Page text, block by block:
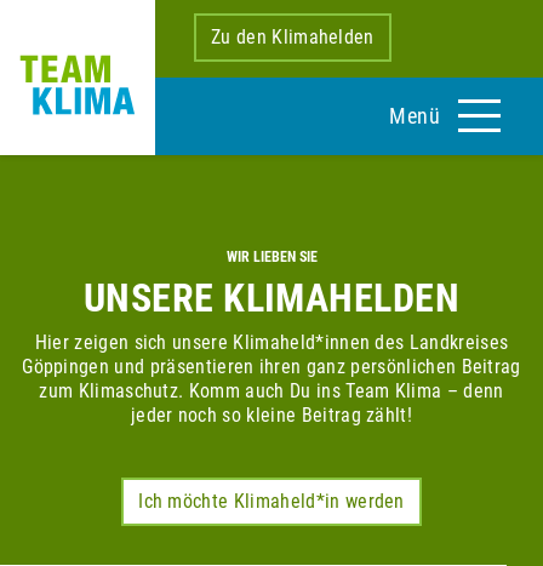
Zu den Klimahelden
Menü
WIR LIEBEN SIE
UNSERE KLIMAHELDEN
Hier zeigen sich unsere Klimaheld*innen des Landkreises
Göppingen und präsentieren ihren ganz persönlichen Beitrag
zum Klimaschutz. Komm auch Du ins Team Klima – denn
jeder noch so kleine Beitrag zählt!
Ich möchte Klimaheld*in werden